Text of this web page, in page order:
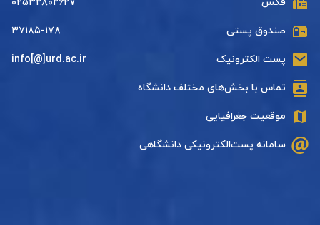
فکس ۰۲۵۳۲۸۰۲۶۲۷
صندوق پستی ۳۷۱۸۵-۱۷۸
پست الکترونیک info[@]urd.ac.ir
تماس با بخش‌های مختلف دانشگاه
موقعیت جغرافیایی
سامانه پست‌الکترونیکی دانشگاهی